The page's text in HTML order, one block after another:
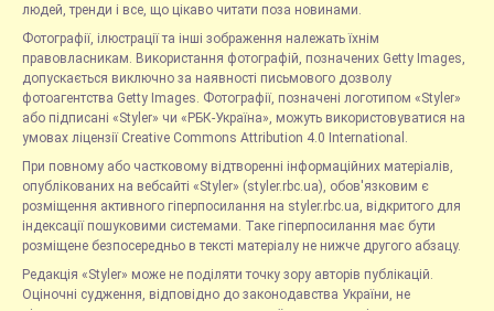
людей, тренди і все, що цікаво читати поза новинами.
Фотографії, ілюстрації та інші зображення належать їхнім
правовласникам. Використання фотографій, позначених Getty Images,
допускається виключно за наявності письмового дозволу
фотоагентства Getty Images. Фотографії, позначені логотипом «Styler»
або підписані «Styler» чи «РБК-Україна», можуть використовуватися на
умовах ліцензії Creative Commons Attribution 4.0 International.
При повному або частковому відтворенні інформаційних матеріалів,
опублікованих на вебсайті «Styler» (styler.rbc.ua), обов'язковим є
розміщення активного гіперпосилання на styler.rbc.ua, відкритого для
індексації пошуковими системами. Таке гіперпосилання має бути
розміщене безпосередньо в тексті матеріалу не нижче другого абзацу.
Редакція «Styler» може не поділяти точку зору авторів публікацій.
Оціночні судження, відповідно до законодавства України, не